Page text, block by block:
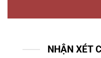
NHẬN XÉT